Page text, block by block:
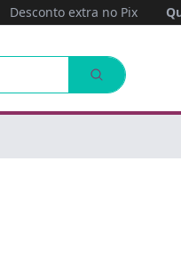
Desconto extra no Pix